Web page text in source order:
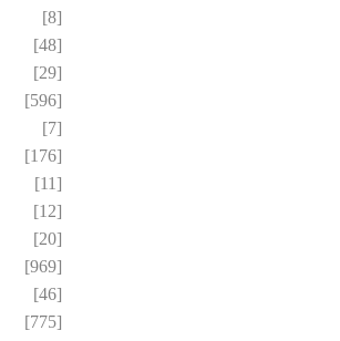
[8]
[48]
[29]
[596]
[7]
[176]
[11]
[12]
[20]
[969]
[46]
[775]